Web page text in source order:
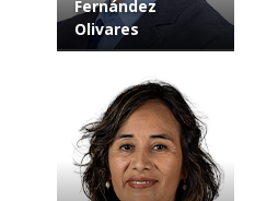
Fernández
Olivares